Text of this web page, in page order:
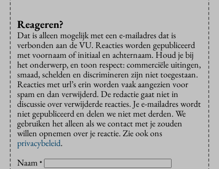
Reageren?
Dat is alleen mogelijk met een e-mailadres dat is
verbonden aan de VU. Reacties worden gepubliceerd
met voornaam of initiaal en achternaam. Houd je bij
het onderwerp, en toon respect: commerciële uitingen,
smaad, schelden en discrimineren zijn niet toegestaan.
Reacties met url’s erin worden vaak aangezien voor
spam en dan verwijderd. De redactie gaat niet in
discussie over verwijderde reacties. Je e-mailadres wordt
niet gepubliceerd en delen we niet met derden. We
gebruiken het alleen als we contact met je zouden
willen opnemen over je reactie. Zie ook ons
privacybeleid.
Naam *